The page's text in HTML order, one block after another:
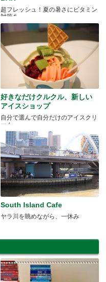
超フレッシュ！夏の暑さにビタミン
対策を。
好きなだけクルクル、新しい
アイスショップ
自分で選んで自分だけのアイスクリ
ーム
South Island Cafe
ヤラ川を眺めながら、一休み